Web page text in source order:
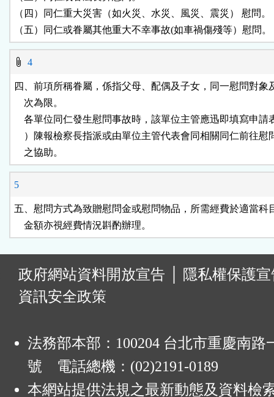
（四）同仁重大災害（如火災、水災、風災、震災） 慰問。
（五）同仁或眷屬其他重大不幸事故(如車禍傷殘等）慰問。
4
四、前項所稱眷屬，係指父母、配偶及子女，同一慰問對象
    次為限。
各單位同仁發生慰問事故時，該單位主管應迅即填寫申請
）陳報檢察長指派或由單位主管代表會同相關同仁前往慰
    之協助。
5
五、慰問方式為致贈慰問金或慰問物品，所需經費於適當科
    金額亦視經費情況斟酌辦理。
政府網站資料開放宣告
隱私權保護
資訊安全政策
法務部本部：100204 台北市重慶南路
號 電話總機：(02)2191-0189
本網站提供法規之最新動態及資料檢